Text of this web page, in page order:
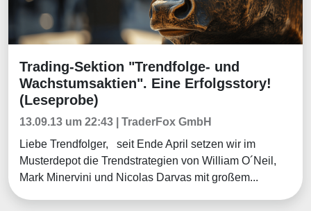
Tradingerfolge
Trading-Sektion "Trendfolge- und
Wachstumsaktien". Eine Erfolgsstory!
(Leseprobe)
13.09.13 um 22:43 | TraderFox GmbH
Liebe Trendfolger, seit Ende April setzen wir im
Musterdepot die Trendstrategien von William O´Neil,
Mark Minervini und Nicolas Darvas mit großem...